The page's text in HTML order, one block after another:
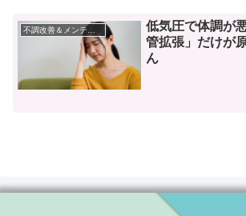
低気圧で体調が
管拡張」だけが
ん